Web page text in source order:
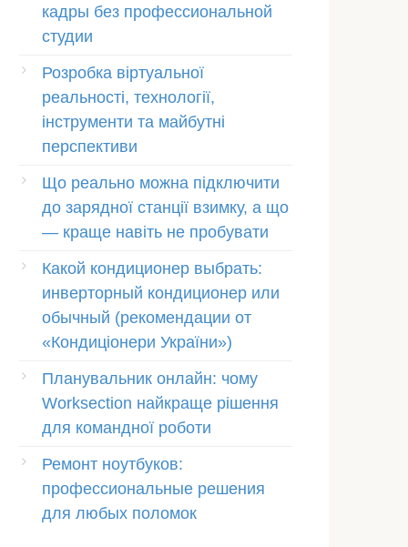
кадры без профессиональной
студии
Розробка віртуальної
реальності, технології,
інструменти та майбутні
перспективи
Що реально можна підключити
до зарядної станції взимку, а що
— краще навіть не пробувати
Какой кондиционер выбрать:
инверторный кондиционер или
обычный (рекомендации от
«Кондиціонери України»)
Планувальник онлайн: чому
Worksection найкраще рішення
для командної роботи
Ремонт ноутбуков:
профессиональные решения
для любых поломок